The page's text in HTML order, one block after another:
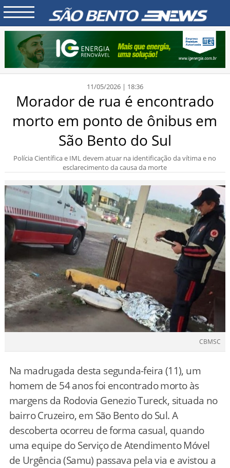
11/05/2026 | 18:36
Morador de rua é encontrado
morto em ponto de ônibus em
São Bento do Sul
Polícia Científica e IML devem atuar na identificação da vítima e no
esclarecimento da causa da morte
CBMSC
Na madrugada desta segunda-feira (11), um
homem de 54 anos foi encontrado morto às
margens da Rodovia Genezio Tureck, situada no
bairro Cruzeiro, em São Bento do Sul. A
descoberta ocorreu de forma casual, quando
uma equipe do Serviço de Atendimento Móvel
de Urgência (Samu) passava pela via e avistou a